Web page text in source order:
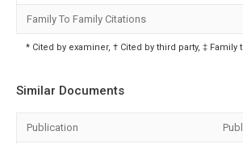
Family To Family Citations
* Cited by examiner, † Cited by third party, ‡ Family
Similar Documents
Publication